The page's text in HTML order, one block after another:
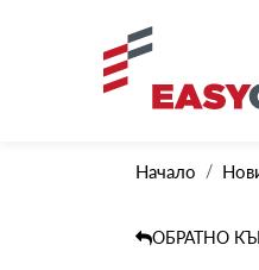
Начало
ОБРАТНО